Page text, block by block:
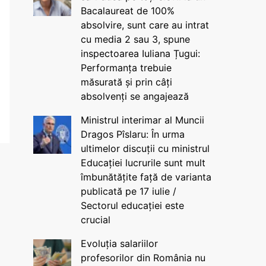
Bacalaureat de 100%
absolvire, sunt care au intrat
cu media 2 sau 3, spune
inspectoarea Iuliana Țugui:
Performanța trebuie
măsurată și prin câți
absolvenți se angajează
Ministrul interimar al Muncii
Dragos Pîslaru: În urma
ultimelor discuții cu ministrul
Educației lucrurile sunt mult
îmbunătățite față de varianta
publicată pe 17 iulie /
Sectorul educației este
crucial
Evoluția salariilor
profesorilor din România nu